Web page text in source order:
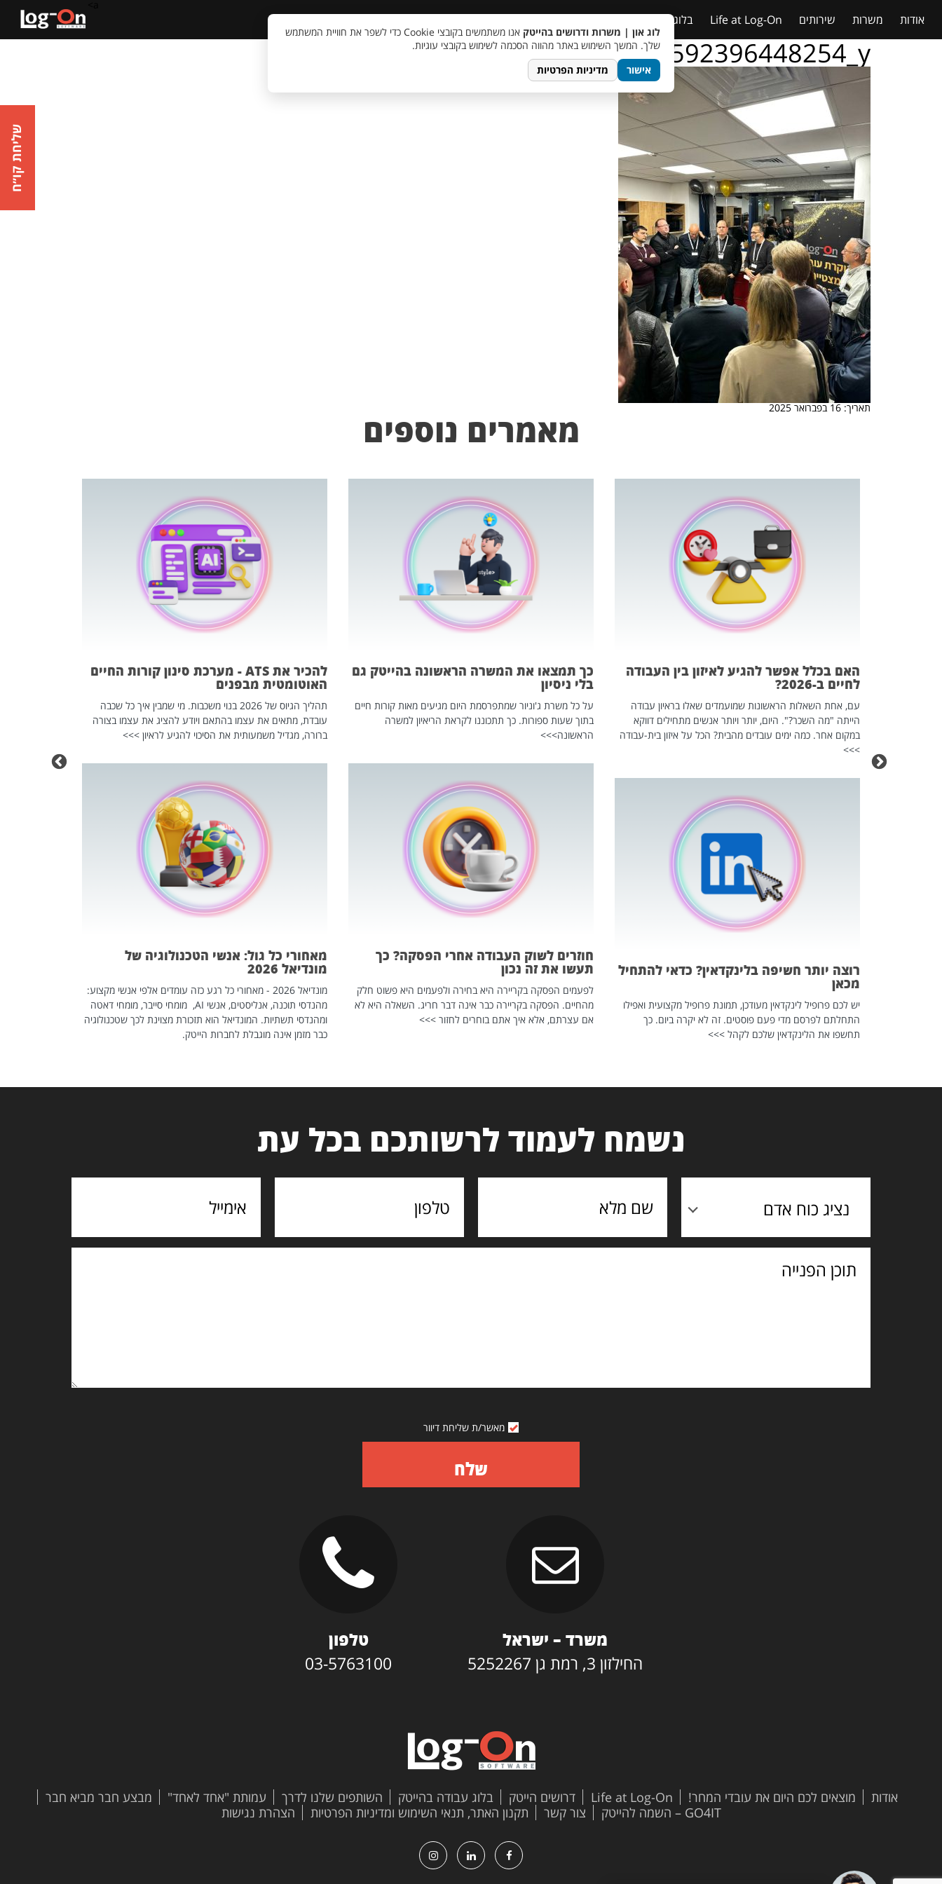
אודות משרות שירותים Life at Log-On בלוג
photo_5911109592396448254_y
תאריך: 16 בפברואר 2025
מאמרים נוספים
האם בכלל אפשר להגיע לאיזון בין העבודה
לחיים ב-2026?
עם, אחת השאלות הראשונות שמועמדים שאלו בראיון עבודה
הייתה "מה השכר?". היום, יותר ויותר אנשים מתחילים דווקא
במקום אחר. כמה ימים עובדים מהבית? הכל על איזון בית-עבודה
>>>
רוצה יותר חשיפה בלינקדאין? כדאי להתחיל
מכאן
יש לכם פרופיל לינקדאין מעודכן, תמונת פרופיל מקצועית ואפילו
התחלתם לפרסם מדי פעם פוסטים. זה לא יקרה ביום. כך
תחשפו את הלינקדאין שלכם לקהל >>>
כך תמצאו את המשרה הראשונה בהייטק גם
בלי ניסיון
על כל משרת ג'וניור שמתפרסמת היום מגיעים מאות קורות חיים
בתוך שעות ספורות. כך תתכוננו לקראת הריאיון למשרה
הראשונה>>>
חוזרים לשוק העבודה אחרי הפסקה? כך
תעשו את זה נכון
לפעמים הפסקה בקריירה היא בחירה ולפעמים היא פשוט חלק
מהחיים. הפסקה בקריירה כבר אינה דבר חריג. השאלה היא לא
אם עצרתם, אלא איך אתם בוחרים לחזור >>>
להכיר את ATS - מערכת סינון קורות החיים
האוטומטית מבפנים
תהליך הגיוס של 2026 בנוי משכבות. מי שמבין איך כל שכבה
עובדת, מתאים את עצמו בהתאם ויודע להציג את עצמו בצורה
ברורה, מגדיל משמעותית את הסיכוי להגיע לראיון >>>
מאחורי כל גול: אנשי הטכנולוגיה של
מונדיאל 2026
מונדיאל 2026 - מאחורי כל רגע כזה עומדים אלפי אנשי מקצוע:
מהנדסי תוכנה, אנליסטים, אנשי AI, מומחי סייבר, מומחי דאטה
ומהנדסי תשתיות. המונדיאל הוא תזכורת מצוינת לכך שטכנולוגיה
כבר מזמן אינה מוגבלת לחברות הייטק.
נשמח לעמוד לרשותכם בכל עת
נציג כוח אדם
תוכן
מאשר/ת שליחת דיוור
שלח
משרד – ישראל
החילזון 3, רמת גן 5252267
טלפון
03-5763100
אודות מוצאים לכם היום את עובדי המחר! Life at Log-On דרושים הייטק בלוג עבודה בהייטק השותפים שלנו לדרך עמותת "אחד לאחד"
מבצע חבר מביא חבר
GO4IT – השמה להייטק
צור קשר תקנון האתר, תנאי השימוש ומדיניות הפרטיות הצהרת נגישות
לוג און | משרות ודרושים בהייטק
אנו משתמשים בקובצי Cookie כדי לשפר את חוויית המשתמש
שלך. המשך השימוש באתר מהווה הסכמה לשימוש בקובצי עוגיות.
אישור
מדיניות הפרטיות
שליחת קו״ח